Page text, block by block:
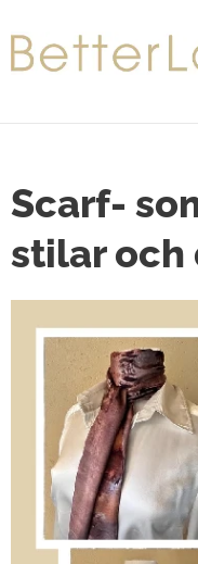
Scarf-
stilar och